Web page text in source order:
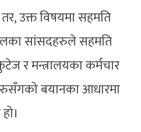
उक्त विषयमा सहमति
सांसदहरुले सहमति
र मन्त्रालयका कर्मचार
बयानका आधारमा